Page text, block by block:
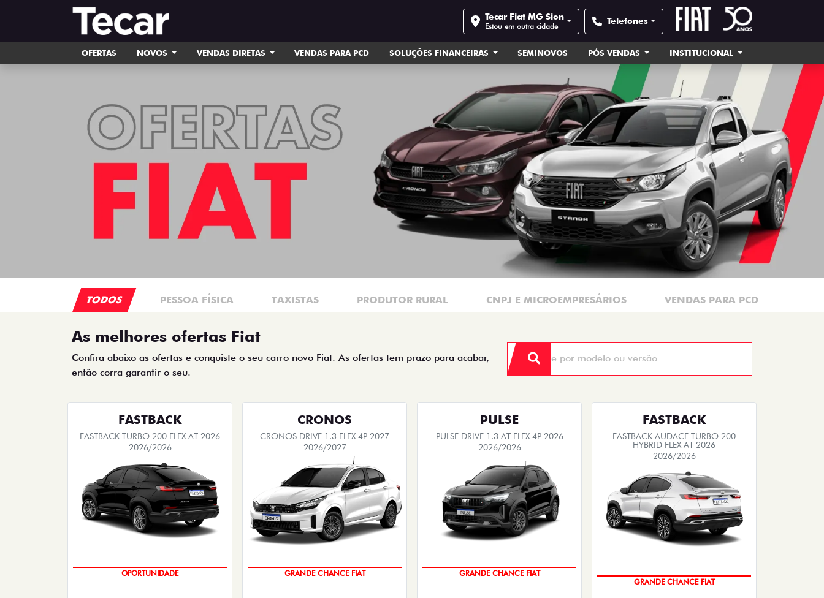
Tecar Fiat MG Sion
Estou em outra cidade Telefones
OFERTAS NOVOS VENDAS DIRETAS VENDAS PARA PCD SOLUÇÕES FINANCEIRAS SEMINOVOS PÓS VENDAS INSTITUCIONAL
TODOS PESSOA FÍSICA TAXISTAS PRODUTOR RURAL CNPJ E MICROEMPRESÁRIOS VENDAS PARA PCD
As melhores ofertas Fiat
Confira abaixo as ofertas e conquiste o seu carro novo Fiat. As ofertas tem prazo para acabar,
então corra garantir o seu.
FASTBACK
FASTBACK TURBO 200 FLEX AT 2026
2026/2026
OPORTUNIDADE
CRONOS
CRONOS DRIVE 1.3 FLEX 4P 2027
2026/2027
GRANDE CHANCE FIAT
PULSE
PULSE DRIVE 1.3 AT FLEX 4P 2026
2026/2026
GRANDE CHANCE FIAT
FASTBACK
FASTBACK AUDACE TURBO 200
HYBRID FLEX AT 2026
2026/2026
GRANDE CHANCE FIAT